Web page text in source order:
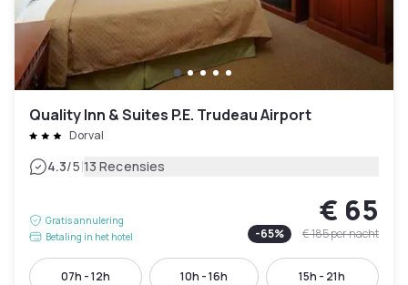
Quality Inn & Suites P.E. Trudeau Airport
Dorval
4.3/5|13 Recensies
Gratis annulering
Betaling in het hotel
€ 65
-65% € 185per nacht
07h - 12h 10h - 16h 15h - 21h